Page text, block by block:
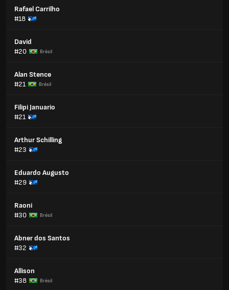
Rafael Carrilho
#18
David
#20
Brésil
Alan Stence
#21
Brésil
Filipi Januario
#21
Arthur Schilling
#23
Eduardo Augusto
#29
Raoni
#30
Brésil
Abner dos Santos
#32
Allison
#38
Brésil